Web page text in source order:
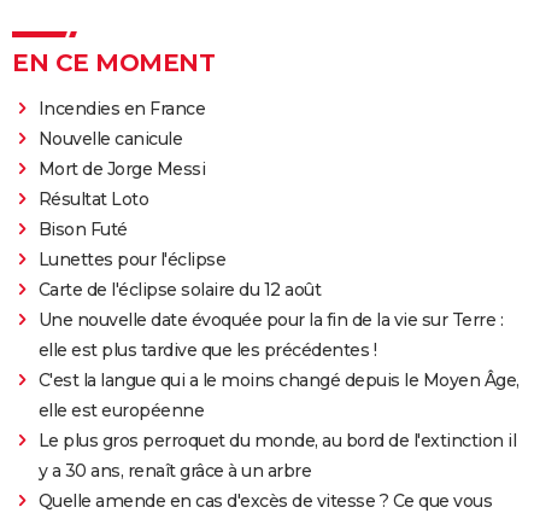
EN CE MOMENT
Incendies en France
Nouvelle canicule
Mort de Jorge Messi
Résultat Loto
Bison Futé
Lunettes pour l'éclipse
Carte de l'éclipse solaire du 12 août
Une nouvelle date évoquée pour la fin de la vie sur Terre :
elle est plus tardive que les précédentes !
C'est la langue qui a le moins changé depuis le Moyen Âge,
elle est européenne
Le plus gros perroquet du monde, au bord de l'extinction il
y a 30 ans, renaît grâce à un arbre
Quelle amende en cas d'excès de vitesse ? Ce que vous